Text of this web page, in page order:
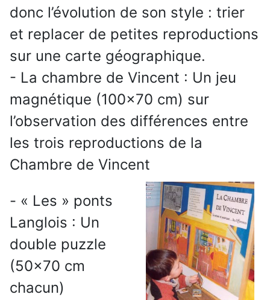
donc l’évolution de son style : trier
et replacer de petites reproductions
sur une carte géographique.
- La chambre de Vincent : Un jeu
magnétique (100x70 cm) sur
l’observation des différences entre
les trois reproductions de la
Chambre de Vincent
- « Les » ponts
Langlois : Un
double puzzle
(50x70 cm
chacun)